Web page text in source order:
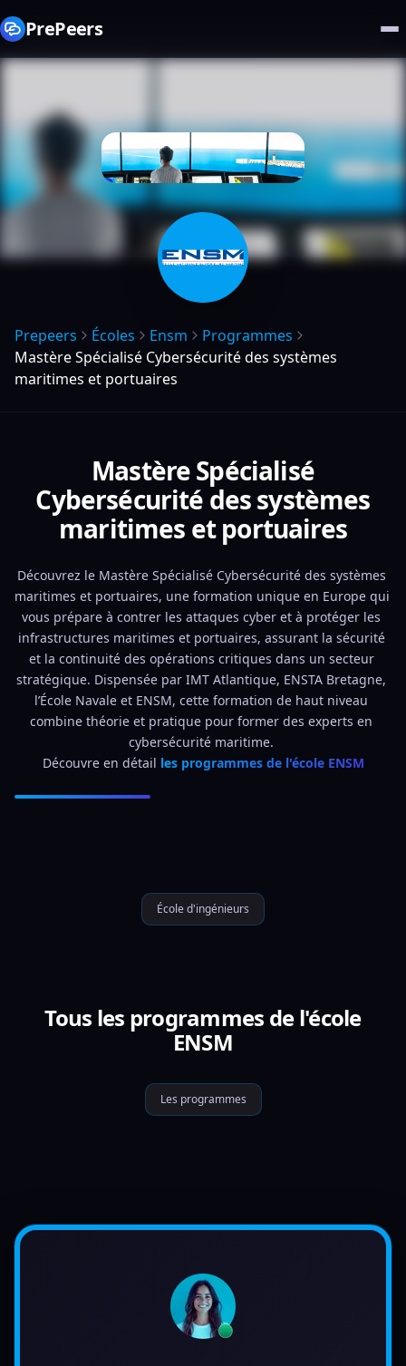
PrePeers
Prepeers Écoles Ensm
Programmes
Mastère Spécialisé Cybersécurité des systèmes
maritimes et portuaires
Mastère Spécialisé
Cybersécurité des systèmes
maritimes et portuaires
Découvrez le Mastère Spécialisé Cybersécurité des systèmes
maritimes et portuaires, une formation unique en Europe qui
vous prépare à contrer les attaques cyber et à protéger les
infrastructures maritimes et portuaires, assurant la sécurité
et la continuité des opérations critiques dans un secteur
stratégique. Dispensée par IMT Atlantique, ENSTA Bretagne,
l’École Navale et ENSM, cette formation de haut niveau
combine théorie et pratique pour former des experts en
cybersécurité maritime.
Découvre en détail les programmes de l'école ENSM
École d'ingénieurs
Tous les programmes de l'école
ENSM
Les programmes